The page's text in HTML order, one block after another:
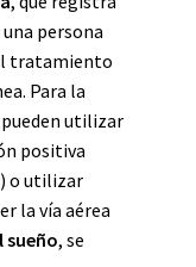
persona
tratamiento
Para la
pueden utilizar
positiva
o utilizar
la vía aérea
sueño, se